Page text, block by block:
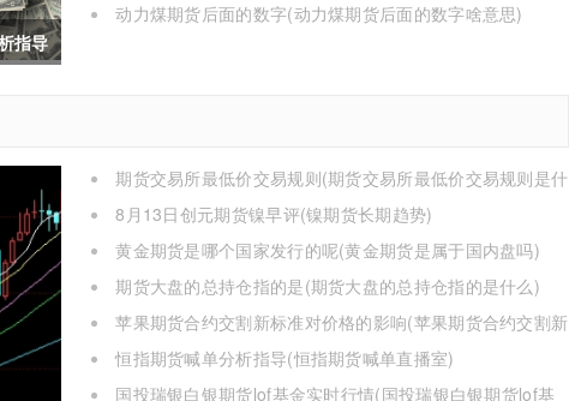
指导
动力煤期货后面的数字(动力煤期货后面的数字啥意思)
期货交易所最低价交易规则(期货交易所最低价交易规则是什
8月13日创元期货镍早评(镍期货长期趋势)
黄金期货是哪个国家发行的呢(黄金期货是属于国内盘吗)
期货大盘的总持仓指的是(期货大盘的总持仓指的是什么)
苹果期货合约交割新标准对价格的影响(苹果期货合约交割新
标准对价格的影响有哪些)
恒指期货喊单分析指导(恒指期货喊单直播室)
国投瑞银白银期货lof基金实时行情(国投瑞银白银期货lof基